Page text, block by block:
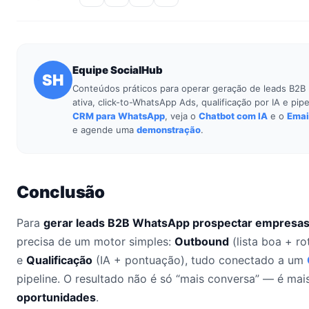
SH
Equipe SocialHub
Conteúdos práticos para operar geração de leads
ativa, click-to-WhatsApp Ads, qualificação por IA e
CRM para WhatsApp, veja o Chatbot com IA e o
e agende uma demonstração.
Conclusão
Para gerar leads B2B WhatsApp prospectar empresas
precisa de um motor simples: Outbound (lista boa +
e Qualificação (IA + pontuação), tudo conectado a um
pipeline. O resultado não é só “mais conversa” — é
oportunidades.